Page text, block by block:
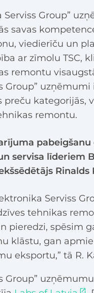
Serviss Group”
savas
viedierīču un
ar zīmolu TSC,
remontu
Group”
preču kategorijās,
remontu.
servisa līderiem
Rinalds
Serviss
tehnikas
pieredzi, spēsim
klāstu, gan
eksportu,” tā R.
Group”